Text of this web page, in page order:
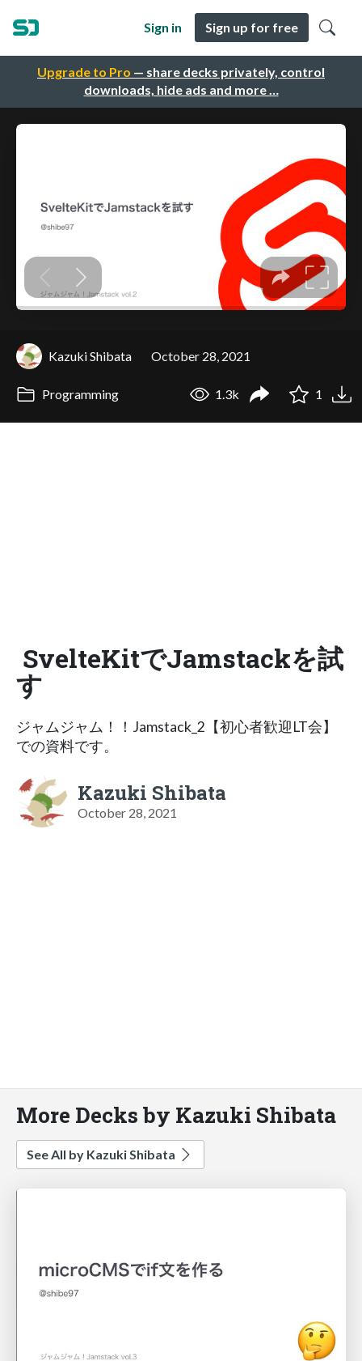
Upgrade to Pro — share decks privately, control
downloads, hide ads and more …
Sign in Sign up for free
Kazuki Shibata October 28, 2021
Programming 1.3k 1
SvelteKitでJamstackを試
す
ジャムジャム！！Jamstack_2【初心者歓迎LT会】
での資料です。
Kazuki Shibata
October 28, 2021
More Decks by Kazuki Shibata
See All by Kazuki Shibata